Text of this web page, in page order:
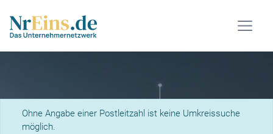
Ohne Angabe einer Postleitzahl ist keine Umkreissuche
möglich.
Was suchen Sie?